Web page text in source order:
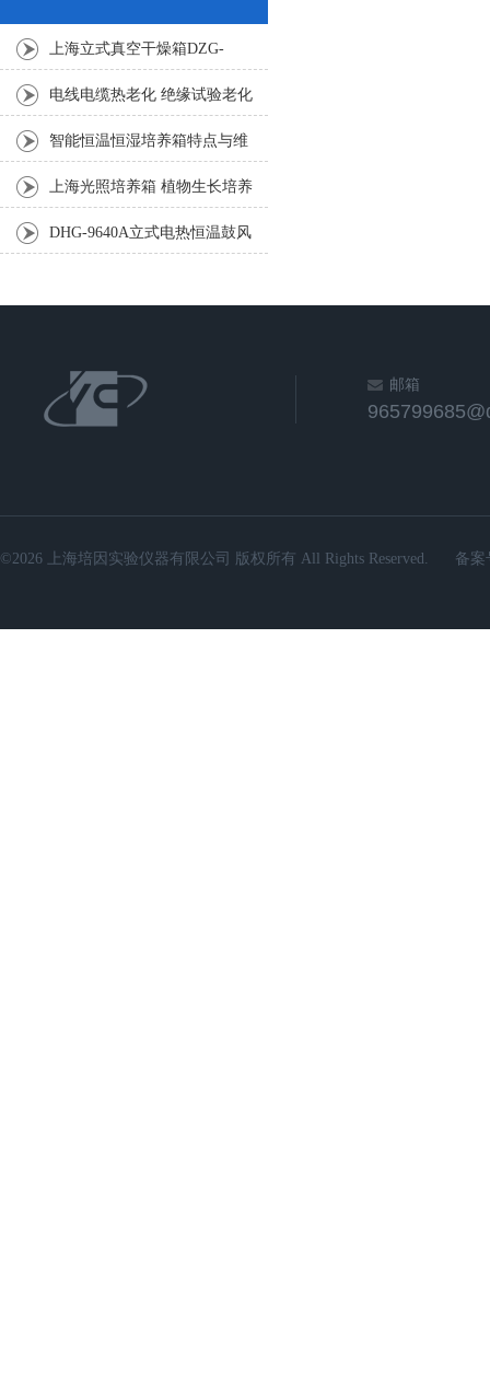
上海立式真空干燥箱DZG-
6050SA
电线电缆热老化 绝缘试验老化
箱DHG-401A
智能恒温恒湿培养箱特点与维
护
上海光照培养箱 植物生长培养
箱
DHG-9640A立式电热恒温鼓风
邮箱
©2026 上海培因实验仪器有限公司 版权所有 All Rights Reserved. 备案